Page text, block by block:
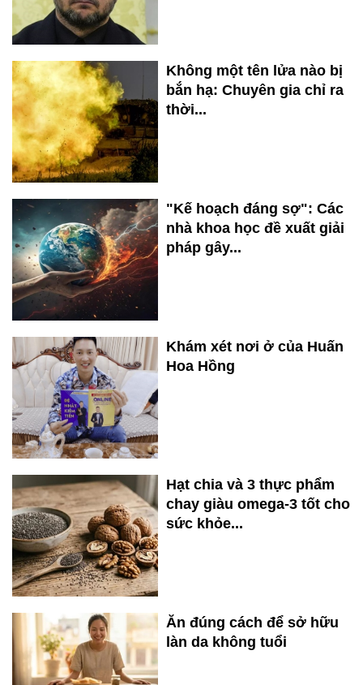
Không một tên lửa nào bị
bắn hạ: Chuyên gia chỉ ra
thời...
"Kế hoạch đáng sợ": Các
nhà khoa học đề xuất giải
pháp gây...
Khám xét nơi ở của Huấn
Hoa Hồng
Hạt chia và 3 thực phẩm
chay giàu omega-3 tốt cho
sức khỏe...
Ăn đúng cách để sở hữu
làn da không tuổi